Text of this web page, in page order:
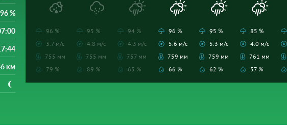
96 %
км
96 %
3.7 м/с
755 мм
79 %
95 %
4.8 м/с
755 мм
89 %
94 %
4.3 м/с
757 мм
65 %
96 %
5.6 м/с
759 мм
66 %
95 %
5.3 м/с
759 мм
62 %
85 %
4.0 м/с
761 мм
57 %